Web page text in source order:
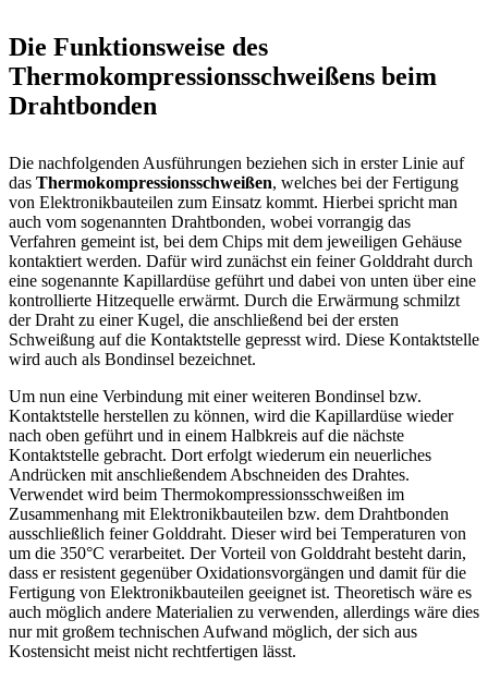
Die Funktionsweise des
Thermokompressionsschweißens beim
Drahtbonden
Die nachfolgenden Ausführungen beziehen sich in erster Linie auf
das Thermokompressionsschweißen, welches bei der Fertigung
von Elektronikbauteilen zum Einsatz kommt. Hierbei spricht man
auch vom sogenannten Drahtbonden, wobei vorrangig das
Verfahren gemeint ist, bei dem Chips mit dem jeweiligen Gehäuse
kontaktiert werden. Dafür wird zunächst ein feiner Golddraht durch
eine sogenannte Kapillardüse geführt und dabei von unten über eine
kontrollierte Hitzequelle erwärmt. Durch die Erwärmung schmilzt
der Draht zu einer Kugel, die anschließend bei der ersten
Schweißung auf die Kontaktstelle gepresst wird. Diese Kontaktstelle
wird auch als Bondinsel bezeichnet.
Um nun eine Verbindung mit einer weiteren Bondinsel bzw.
Kontaktstelle herstellen zu können, wird die Kapillardüse wieder
nach oben geführt und in einem Halbkreis auf die nächste
Kontaktstelle gebracht. Dort erfolgt wiederum ein neuerliches
Andrücken mit anschließendem Abschneiden des Drahtes.
Verwendet wird beim Thermokompressionsschweißen im
Zusammenhang mit Elektronikbauteilen bzw. dem Drahtbonden
ausschließlich feiner Golddraht. Dieser wird bei Temperaturen von
um die 350°C verarbeitet. Der Vorteil von Golddraht besteht darin,
dass er resistent gegenüber Oxidationsvorgängen und damit für die
Fertigung von Elektronikbauteilen geeignet ist. Theoretisch wäre es
auch möglich andere Materialien zu verwenden, allerdings wäre dies
nur mit großem technischen Aufwand möglich, der sich aus
Kostensicht meist nicht rechtfertigen lässt.